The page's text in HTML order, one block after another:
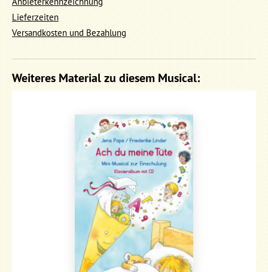
Lieferzeiten
Versandkosten und Bezahlung
Weiteres Material zu diesem Musical: